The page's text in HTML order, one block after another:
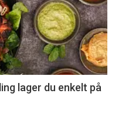
lager du enkelt på